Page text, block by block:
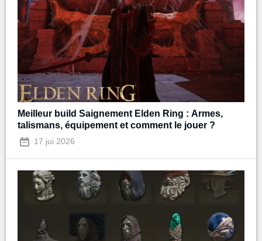
Meilleur build Saignement Elden Ring : Armes,
talismans, équipement et comment le jouer ?
17 jui 2026